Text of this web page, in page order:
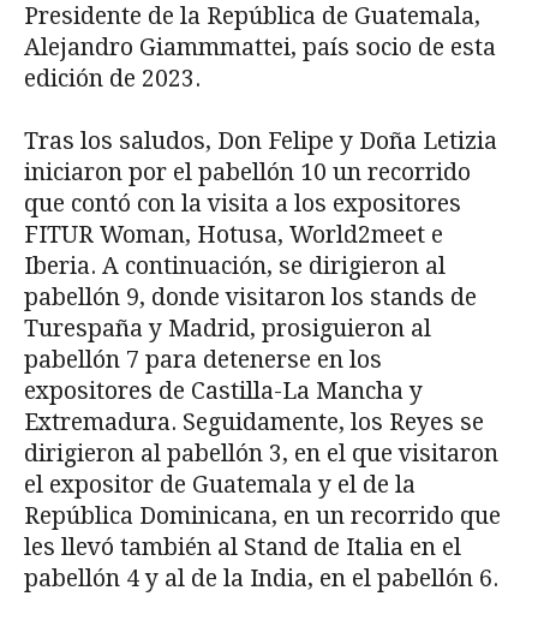
Presidente de la República de Guatemala,
Alejandro Giammmattei, país socio de esta
edición de 2023.
Tras los saludos, Don Felipe y Doña Letizia
iniciaron por el pabellón 10 un recorrido
que contó con la visita a los expositores
FITUR Woman, Hotusa, World2meet e
Iberia. A continuación, se dirigieron al
pabellón 9, donde visitaron los stands de
Turespaña y Madrid, prosiguieron al
pabellón 7 para detenerse en los
expositores de Castilla-La Mancha y
Extremadura. Seguidamente, los Reyes se
dirigieron al pabellón 3, en el que visitaron
el expositor de Guatemala y el de la
República Dominicana, en un recorrido que
les llevó también al Stand de Italia en el
pabellón 4 y al de la India, en el pabellón 6.